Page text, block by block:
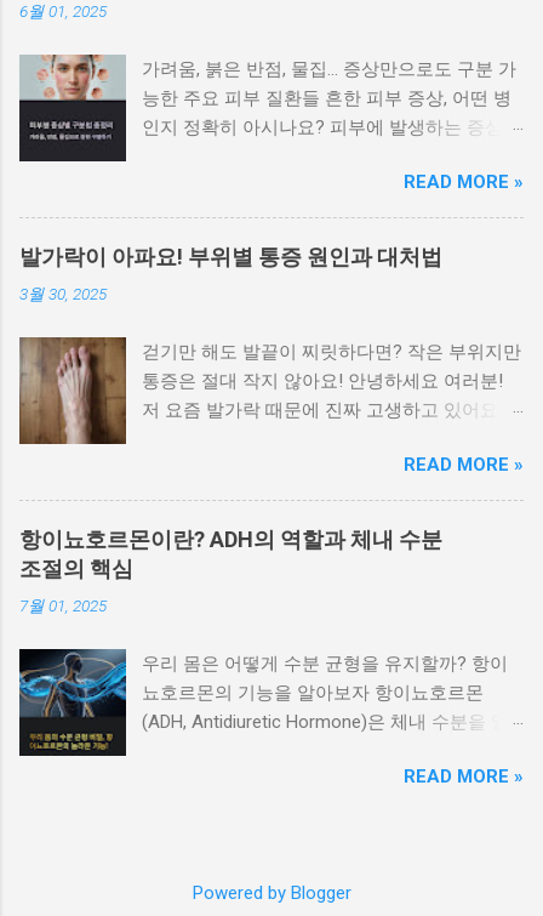
6월 01, 2025
가려움, 붉은 반점, 물집… 증상만으로도 구분 가
능한 주요 피부 질환들 흔한 피부 증상, 어떤 병
인지 정확히 아시나요? 피부에 발생하는 증상은
수 있으며, 치료법도 달라집니다. 가려움이나 붉
은 반점, 각질, 수포 등 증상만으로도 어느 정도
피부병을 구별할 수 있습니다. 이 글에서는 대표
적인 피부 질환을 증상별로 나눠 정리 하여 빠르
는 경우 습진과 옴을 우선적으로 의심해야 합니
다 가장 흔한 피부 증상인 가려움은 원인에 따라
양상이 다릅니다. 습진 은 피부가 붉어지고 벗겨
으로, 특히 밤에 가려움이 심해지는 것이 특징입
니다. 가려운 부위가 손가락 사이, 겨드랑이, 배
꼽 주변이라면 옴의 가능성이 높습니다. 붉은 반
급성 두드러기나 알레르기성 피부염 이 생길 수
있습니다. 가렵고, 붉은 발진이 일시적으로 퍼졌
다가 사라지는 증상이 반복된다면 면역 반응과
관련된 피부 질환일 가능성이 큽니다. 물집이 생
기고 터진 자리에 진물이 날 때 대상포진이나 접
학물질 접촉 후 피부에 염증과 수포가 생깁니다.
READ MORE »
발가락이 아파요! 부위별 통증 원인과 대처법
3월 30, 2025
걷기만 해도 발끝이 찌릿하다면? 작은 부위지만
통증은 절대 작지 않아요! 안녕하세요 여러분!
저 요즘 발가락 때문에 진짜 고생하고 있어요.
딜 때, 말로 표현 못할 만큼 아프더라고요. 처음
엔 대수롭지 않게 생각했는데 이게 점점 심해져
서 결국 병원도 다녀왔습니다. 발가락이 이렇게
나 중요했다는 걸, 직접 아파보고 나서야 알겠더
증: 통풍? 무지외반증? 발가락 마디별 통증 비교
찌릿한 통증의 원인 5가지 갑자기 아픈 발가락,
응급 상황일까? 부위별 자가치료법 한눈에 보기
무지외반증? 엄지발가락이 유독 아프고 붓는다
징이죠. 또 하나의 대표적인 원인은 ‘무지외반
READ MORE »
항이뇨호르몬이란? ADH의 역할과 체내 수분
조절의 핵심
7월 01, 2025
우리 몸은 어떻게 수분 균형을 유지할까? 항이
뇨호르몬의 기능을 알아보자 항이뇨호르몬
(ADH, Antidiuretic Hormone)은 체내 수분을 일
호르몬입니다. 주로 신장과 혈관에 작용해 수분
이상 분비 시 나타나는 문제점까지 체계적으로
READ MORE »
Powered by Blogger